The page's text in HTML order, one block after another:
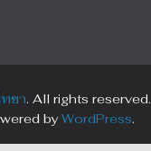
ยา. All rights reserved.
by WordPress.